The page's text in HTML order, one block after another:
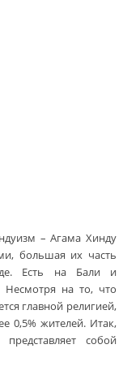
– Агама Хинду
большая их часть
Есть на Бали и
Несмотря на то, что
главной религией,
0,5% жителей. Итак,
собой